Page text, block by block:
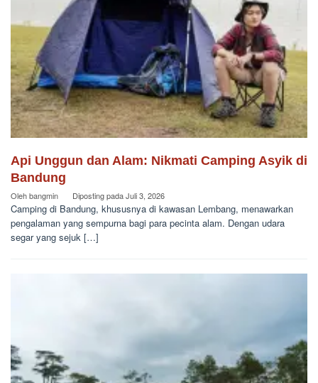
Api Unggun dan Alam: Nikmati Camping Asyik di
Bandung
Olehbangmin Diposting padaJuli 3, 2026
Camping di Bandung, khususnya di kawasan Lembang, menawarkan
pengalaman yang sempurna bagi para pecinta alam. Dengan udara
segar yang sejuk […]